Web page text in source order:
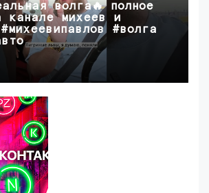
волга🔥 полное
канале михеев и
#волга